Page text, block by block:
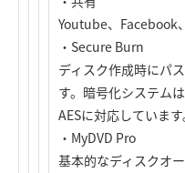
Youtube、Facebook
・Secure Burn
ディスク作成時にパ
す。暗号化システム
AESに対応しています
・MyDVD Pro
基本的なディスクオ